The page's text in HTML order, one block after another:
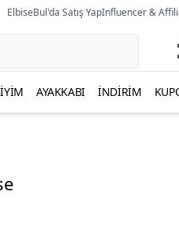
ElbiseBul'da Satış YapInfluencer &
AYAKKABI İNDIRIM